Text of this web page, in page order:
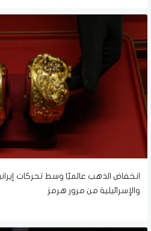
انخفاض الذهب عالميًا وسط تحركات
والإسرائيلية من مرور هرمز